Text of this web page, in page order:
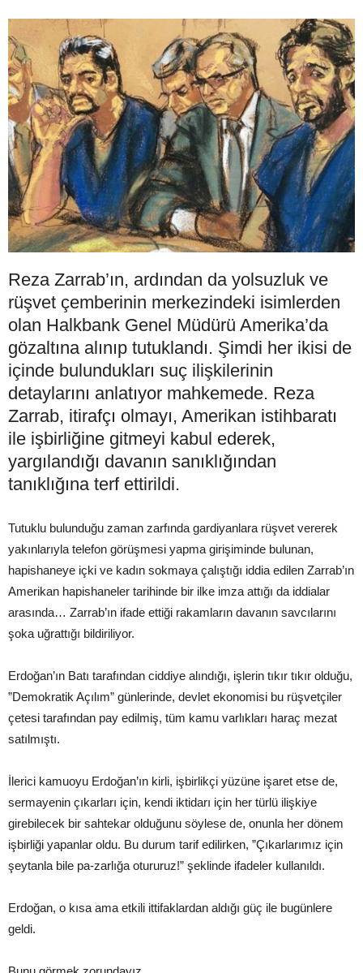
Reza Zarrab’ın, ardından da yolsuzluk ve
rüşvet çemberinin merkezindeki isimlerden
olan Halkbank Genel Müdürü Amerika’da
gözaltına alınıp tutuklandı. Şimdi her ikisi de
içinde bulundukları suç ilişkilerinin
detaylarını anlatıyor mahkemede. Reza
Zarrab, itirafçı olmayı, Amerikan istihbaratı
ile işbirliğine gitmeyi kabul ederek,
yargılandığı davanın sanıklığından
tanıklığına terf ettirildi.
Tutuklu bulunduğu zaman zarfında gardiyanlara rüşvet vererek
yakınlarıyla telefon görüşmesi yapma girişiminde bulunan,
hapishaneye içki ve kadın sokmaya çalıştığı iddia edilen Zarrab’ın
Amerikan hapishaneler tarihinde bir ilke imza attığı da iddialar
arasında… Zarrab’ın ifade ettiği rakamların davanın savcılarını
şoka uğrattığı bildiriliyor.
Erdoğan’ın Batı tarafından ciddiye alındığı, işlerin tıkır tıkır olduğu,
”Demokratik Açılım” günlerinde, devlet ekonomisi bu rüşvetçiler
çetesi tarafından pay edilmiş, tüm kamu varlıkları haraç mezat
satılmıştı.
İlerici kamuoyu Erdoğan’ın kirli, işbirlikçi yüzüne işaret etse de,
sermayenin çıkarları için, kendi iktidarı için her türlü ilişkiye
girebilecek bir sahtekar olduğunu söylese de, onunla her dönem
işbirliği yapanlar oldu. Bu durum tarif edilirken, ”Çıkarlarımız için
şeytanla bile pa-zarlığa otururuz!” şeklinde ifadeler kullanıldı.
Erdoğan, o kısa ama etkili ittifaklardan aldığı güç ile bugünlere
geldi.